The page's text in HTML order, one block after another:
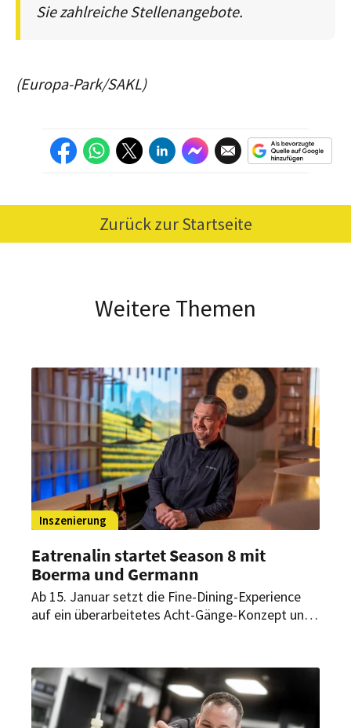
Sie zahlreiche Stellenangebote.
(Europa-Park/SAKL)
Zurück zur Startseite
Weitere Themen
Inszenierung
Eatrenalin startet Season 8 mit
Boerma und Germann
Ab 15. Januar setzt die Fine-Dining-Experience
auf ein überarbeitetes Acht-Gänge-Konzept und
Genusswelten abgestimmt und sollen das
multisensorische Erlebnis weiter schärfen.